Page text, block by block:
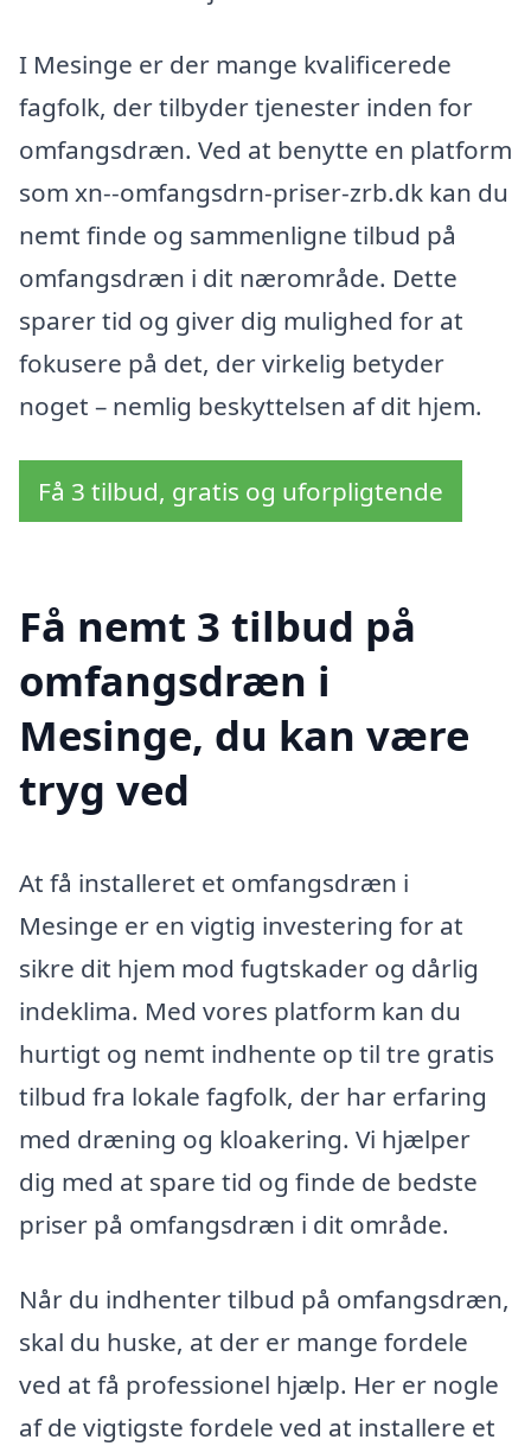
I Mesinge er der mange kvalificerede
fagfolk, der tilbyder tjenester inden for
omfangsdræn. Ved at benytte en platform
som xn--omfangsdrn-priser-zrb.dk kan du
nemt finde og sammenligne tilbud på
omfangsdræn i dit nærområde. Dette
sparer tid og giver dig mulighed for at
fokusere på det, der virkelig betyder
noget – nemlig beskyttelsen af dit hjem.
Få 3 tilbud, gratis og uforpligtende
Få nemt 3 tilbud på
omfangsdræn i
Mesinge, du kan være
tryg ved
At få installeret et omfangsdræn i
Mesinge er en vigtig investering for at
sikre dit hjem mod fugtskader og dårlig
indeklima. Med vores platform kan du
hurtigt og nemt indhente op til tre gratis
tilbud fra lokale fagfolk, der har erfaring
med dræning og kloakering. Vi hjælper
dig med at spare tid og finde de bedste
priser på omfangsdræn i dit område.
Når du indhenter tilbud på omfangsdræn,
skal du huske, at der er mange fordele
ved at få professionel hjælp. Her er nogle
af de vigtigste fordele ved at installere et